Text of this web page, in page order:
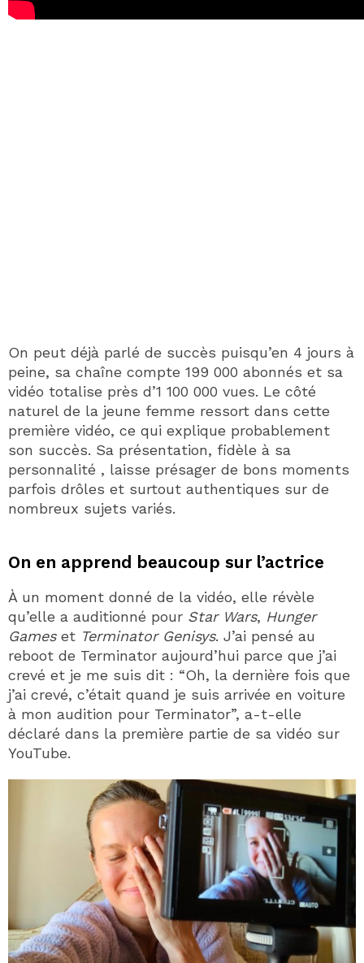
On peut déjà parlé de succès puisqu’en 4 jours à
peine, sa chaîne compte 199 000 abonnés et sa
vidéo totalise près d’1 100 000 vues. Le côté
naturel de la jeune femme ressort dans cette
première vidéo, ce qui explique probablement
son succès. Sa présentation, fidèle à sa
personnalité , laisse présager de bons moments
parfois drôles et surtout authentiques sur de
nombreux sujets variés.
On en apprend beaucoup sur l’actrice
À un moment donné de la vidéo, elle révèle
qu’elle a auditionné pour Star Wars, Hunger
Gameset Terminator Genisys. J’ai pensé au
reboot de Terminator aujourd’hui parce que j’ai
crevé et je me suis dit : “Oh, la dernière fois que
j’ai crevé, c’était quand je suis arrivée en voiture
à mon audition pour Terminator”, a-t-elle
déclaré dans la première partie de sa vidéo sur
YouTube.